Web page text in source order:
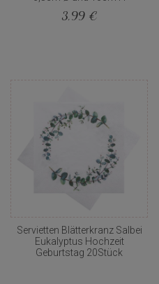
3,99 €
Servietten Blätterkranz Salbei
Eukalyptus Hochzeit
Geburtstag 20Stück